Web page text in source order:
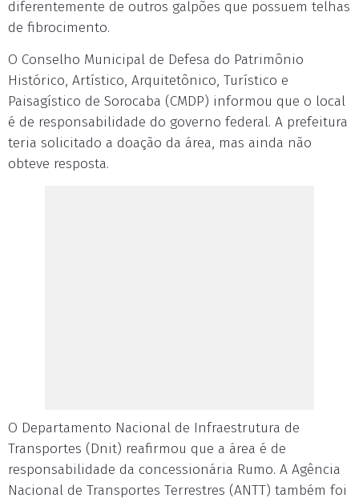
diferentemente de outros galpões que possuem telhas
de fibrocimento.
O Conselho Municipal de Defesa do Patrimônio
Histórico, Artístico, Arquitetônico, Turístico e
Paisagístico de Sorocaba (CMDP) informou que o local
é de responsabilidade do governo federal. A prefeitura
teria solicitado a doação da área, mas ainda não
obteve resposta.
O Departamento Nacional de Infraestrutura de
Transportes (Dnit) reafirmou que a área é de
responsabilidade da concessionária Rumo. A Agência
Nacional de Transportes Terrestres (ANTT) também foi